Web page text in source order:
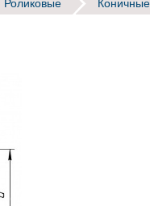
Роликовые Коничные